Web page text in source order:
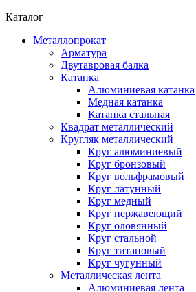
Каталог
Металлопрокат
Арматура
Двутавровая балка
Катанка
Алюминиевая катанка
Медная катанка
Катанка стальная
Квадрат металлический
Кругляк металлический
Круг алюминиевый
Круг бронзовый
Круг вольфрамовый
Круг латунный
Круг медный
Круг нержавеющий
Круг оловянный
Круг стальной
Круг титановый
Круг чугунный
Металлическая лента
Алюминиевая лента